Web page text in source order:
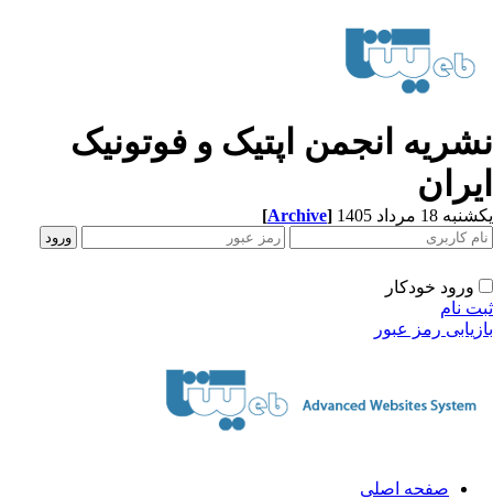
انجمن اپتیک و فوتونیک
18 مرداد 1405 [Archive]
ورود خودکار
نام
رمز عبور
صفحه اصلی